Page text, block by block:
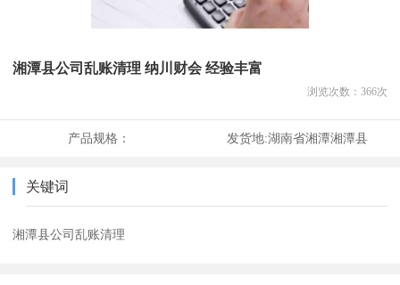
湘潭县公司乱账清理 纳川财会 经验丰富
浏览次数： 366次
产品规格： 发货地:湖南省湘潭湘潭县
关键词
湘潭县公司乱账清理